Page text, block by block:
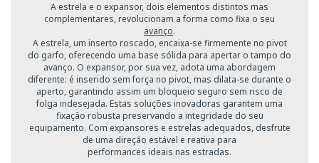
A estrela e o expansor, dois elementos distintos mas
complementares, revolucionam a forma como fixa o seu
avanço.
A estrela, um inserto roscado, encaixa-se firmemente no pivot
do garfo, oferecendo uma base sólida para apertar o tampo do
avanço. O expansor, por sua vez, adota uma abordagem
diferente: é inserido sem força no pivot, mas dilata-se durante o
aperto, garantindo assim um bloqueio seguro sem risco de
folga indesejada. Estas soluções inovadoras garantem uma
fixação robusta preservando a integridade do seu
equipamento. Com expansores e estrelas adequados, desfrute
de uma direção estável e reativa para
performances ideais nas estradas.